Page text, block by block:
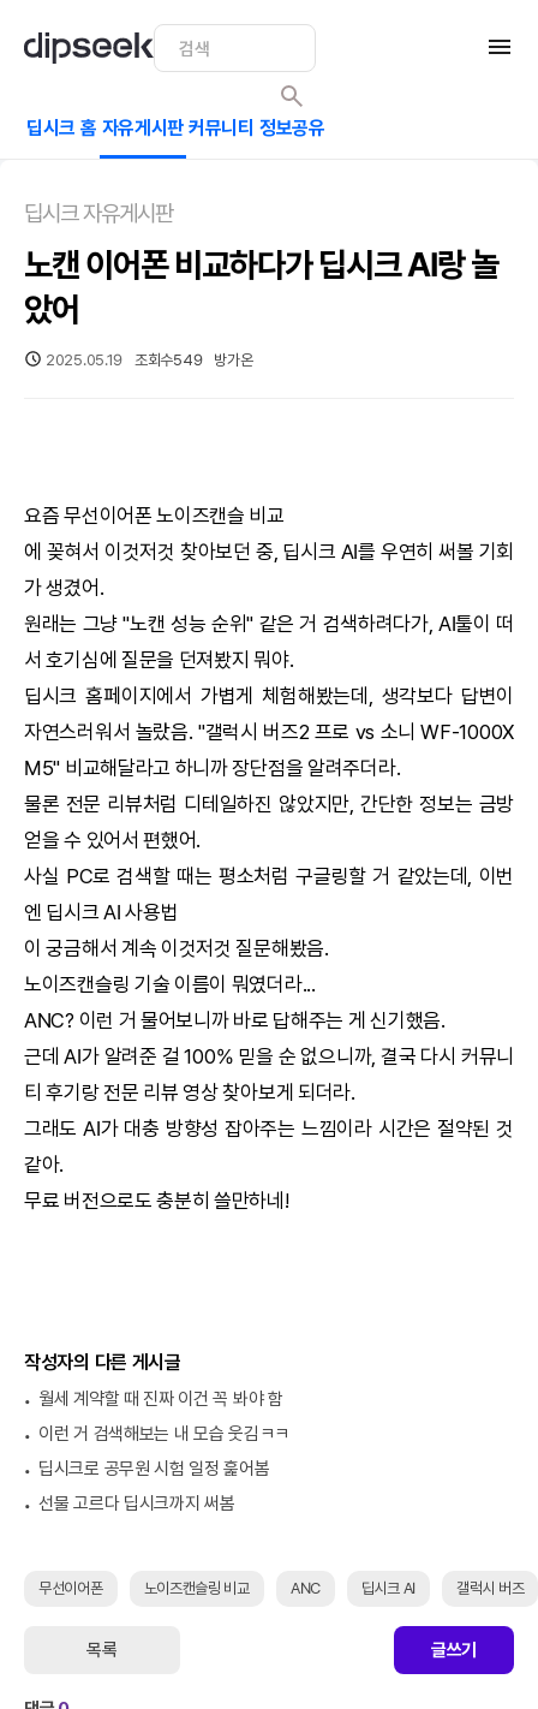
딥시크 홈 자유게시판 커뮤니티 정보공유
딥시크 자유게시판
노캔 이어폰 비교하다가 딥시크 AI랑 놀
았어
2025.05.19 조회수549 방가온
요즘 무선이어폰 노이즈캔슬 비교
에 꽂혀서 이것저것 찾아보던 중, 딥시크 AI를 우연히 써볼 기회
가 생겼어.
원래는 그냥 "노캔 성능 순위" 같은 거 검색하려다가, AI툴이 떠
서 호기심에 질문을 던져봤지 뭐야.
딥시크 홈페이지에서 가볍게 체험해봤는데, 생각보다 답변이
자연스러워서 놀랐음. "갤럭시 버즈2 프로 vs 소니 WF-1000X
M5" 비교해달라고 하니까 장단점을 알려주더라.
물론 전문 리뷰처럼 디테일하진 않았지만, 간단한 정보는 금방
얻을 수 있어서 편했어.
사실 PC로 검색할 때는 평소처럼 구글링할 거 같았는데, 이번
엔 딥시크 AI 사용법
이 궁금해서 계속 이것저것 질문해봤음.
노이즈캔슬링 기술 이름이 뭐였더라...
ANC? 이런 거 물어보니까 바로 답해주는 게 신기했음.
근데AI가 알려준 걸 100% 믿을 순 없으니까, 결국 다시 커뮤니
티 후기랑 전문 리뷰 영상 찾아보게 되더라.
그래도AI가 대충 방향성 잡아주는 느낌이라 시간은 절약된 것
같아.
무료 버전으로도 충분히 쓸만하네!
작성자의 다른 게시글
월세 계약할 때 진짜 이건 꼭 봐야 함
이런 거 검색해보는 내 모습 웃김ㅋㅋ
딥시크로 공무원 시험 일정 훑어봄
선물 고르다 딥시크까지 써봄
무선이어폰 노이즈캔슬링 비교 ANC 딥시크 AI 갤럭시 버즈
목록 글쓰기